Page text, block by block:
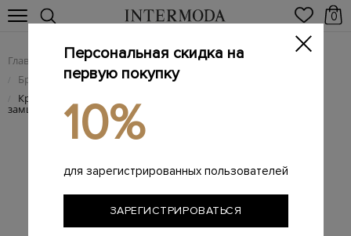
0
Главная Мужчинам / Брендовая мужская обувь
/ Брендовые мужские кроссовки
/ Кроссовки ручной работы из мягкой перфорированной
замши
Персональная скидка на
первую покупку
10%
для зарегистрированных пользователей
ЗАРЕГИСТРИРОВАТЬСЯ